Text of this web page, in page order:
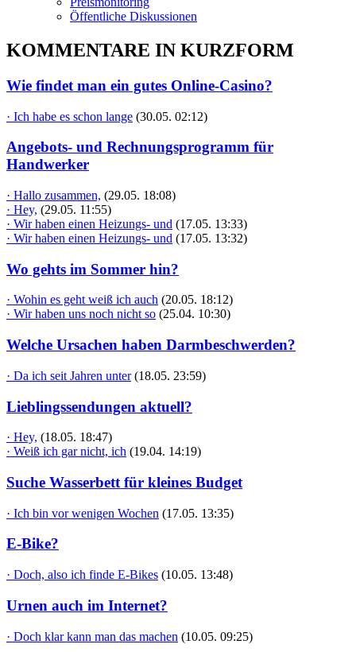
Öffentliche Diskussionen
KOMMENTARE IN KURZFORM
Wie findet man ein gutes Online-Casino?
· Ich habe es schon lange (30.05. 02:12)
Angebots- und Rechnungsprogramm für
Handwerker
· Hallo zusammen, (29.05. 18:08)
· Hey, (29.05. 11:55)
· Wir haben einen Heizungs- und (17.05. 13:33)
· Wir haben einen Heizungs- und (17.05. 13:32)
Wo gehts im Sommer hin?
· Wohin es geht weiß ich auch (20.05. 18:12)
· Wir haben uns noch nicht so (25.04. 10:30)
Welche Ursachen haben Darmbeschwerden?
· Da ich seit Jahren unter (18.05. 23:59)
Lieblingssendungen aktuell?
· Hey, (18.05. 18:47)
· Weiß ich gar nicht, ich (19.04. 14:19)
Suche Wasserbett für kleines Budget
· Ich bin vor wenigen Wochen (17.05. 13:35)
E-Bike?
· Doch, also ich finde E-Bikes (10.05. 13:48)
Urnen auch im Internet?
· Doch klar kann man das machen (10.05. 09:25)